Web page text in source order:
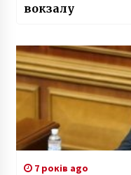
вокзалу
7 років ago